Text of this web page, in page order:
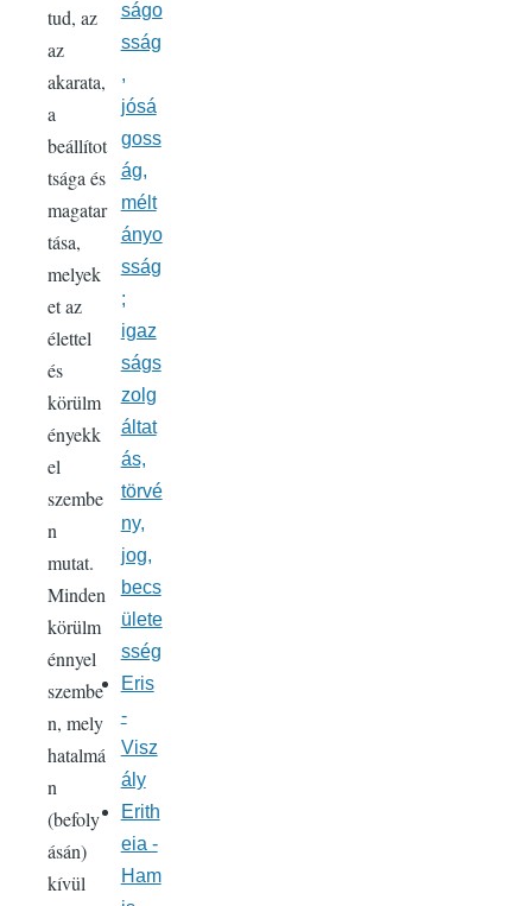
tud, az
az
akarata,
a
beállítot
tsága és
magatar
tása,
melyek
et az
élettel
és
körülm
ényekk
el
szembe
n
mutat.
Minden
körülm
énnyel
szembe
n, mely
hatalmá
n
(befoly
ásán)
kívül
ságo
sság
,
jósá
goss
ág,
mélt
ányo
sság
;
igaz
ságs
zolg
áltat
ás,
törvé
ny,
jog,
becs
ülete
sség
Eris
-
Visz
ály
Erith
eia -
Ham